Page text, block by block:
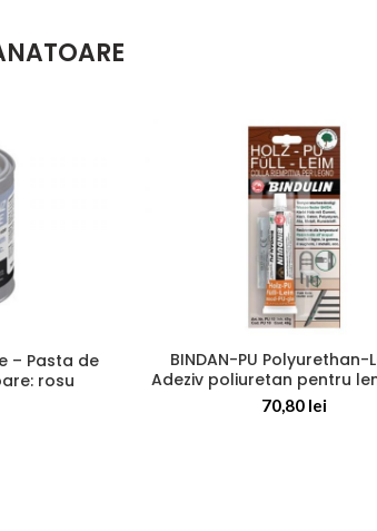
– Pasta de
rosu
BINDAN-PU Polyurethan-
Adeziv poliuretan pentru
70,80 lei